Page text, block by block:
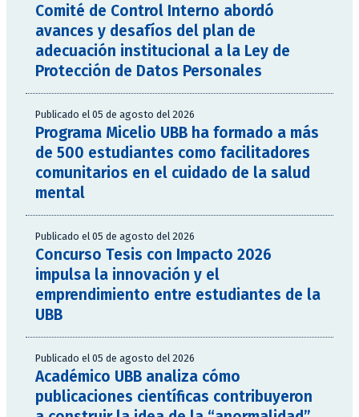
Comité de Control Interno abordó
avances y desafíos del plan de
adecuación institucional a la Ley de
Protección de Datos Personales
Publicado el 05 de agosto del 2026
Programa Micelio UBB ha formado a más
de 500 estudiantes como facilitadores
comunitarios en el cuidado de la salud
mental
Publicado el 05 de agosto del 2026
Concurso Tesis con Impacto 2026
impulsa la innovación y el
emprendimiento entre estudiantes de la
UBB
Publicado el 05 de agosto del 2026
Académico UBB analiza cómo
publicaciones científicas contribuyeron